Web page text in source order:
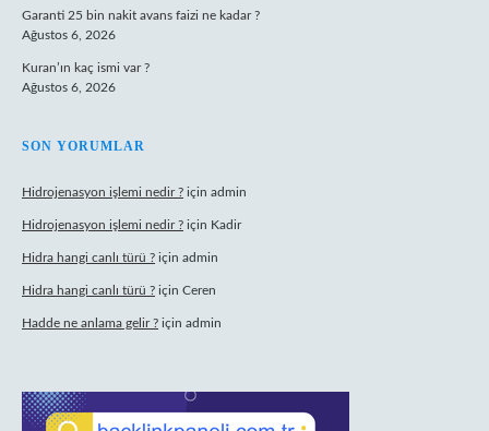
Garanti 25 bin nakit avans faizi ne kadar ?
Ağustos 6, 2026
Kuran’ın kaç ismi var ?
Ağustos 6, 2026
SON YORUMLAR
Hidrojenasyon işlemi nedir ? için admin
Hidrojenasyon işlemi nedir ? için Kadir
Hidra hangi canlı türü ? için admin
Hidra hangi canlı türü ? için Ceren
Hadde ne anlama gelir ? için admin